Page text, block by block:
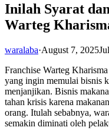
Inilah Syarat
Warteg
waralaba·August 7, 2025
Franchise Warteg
yang ingin memulai bisnis
menjanjikan. Bisnis
tahan krisis karena
orang. Itulah sebabnya,
semakin diminati oleh